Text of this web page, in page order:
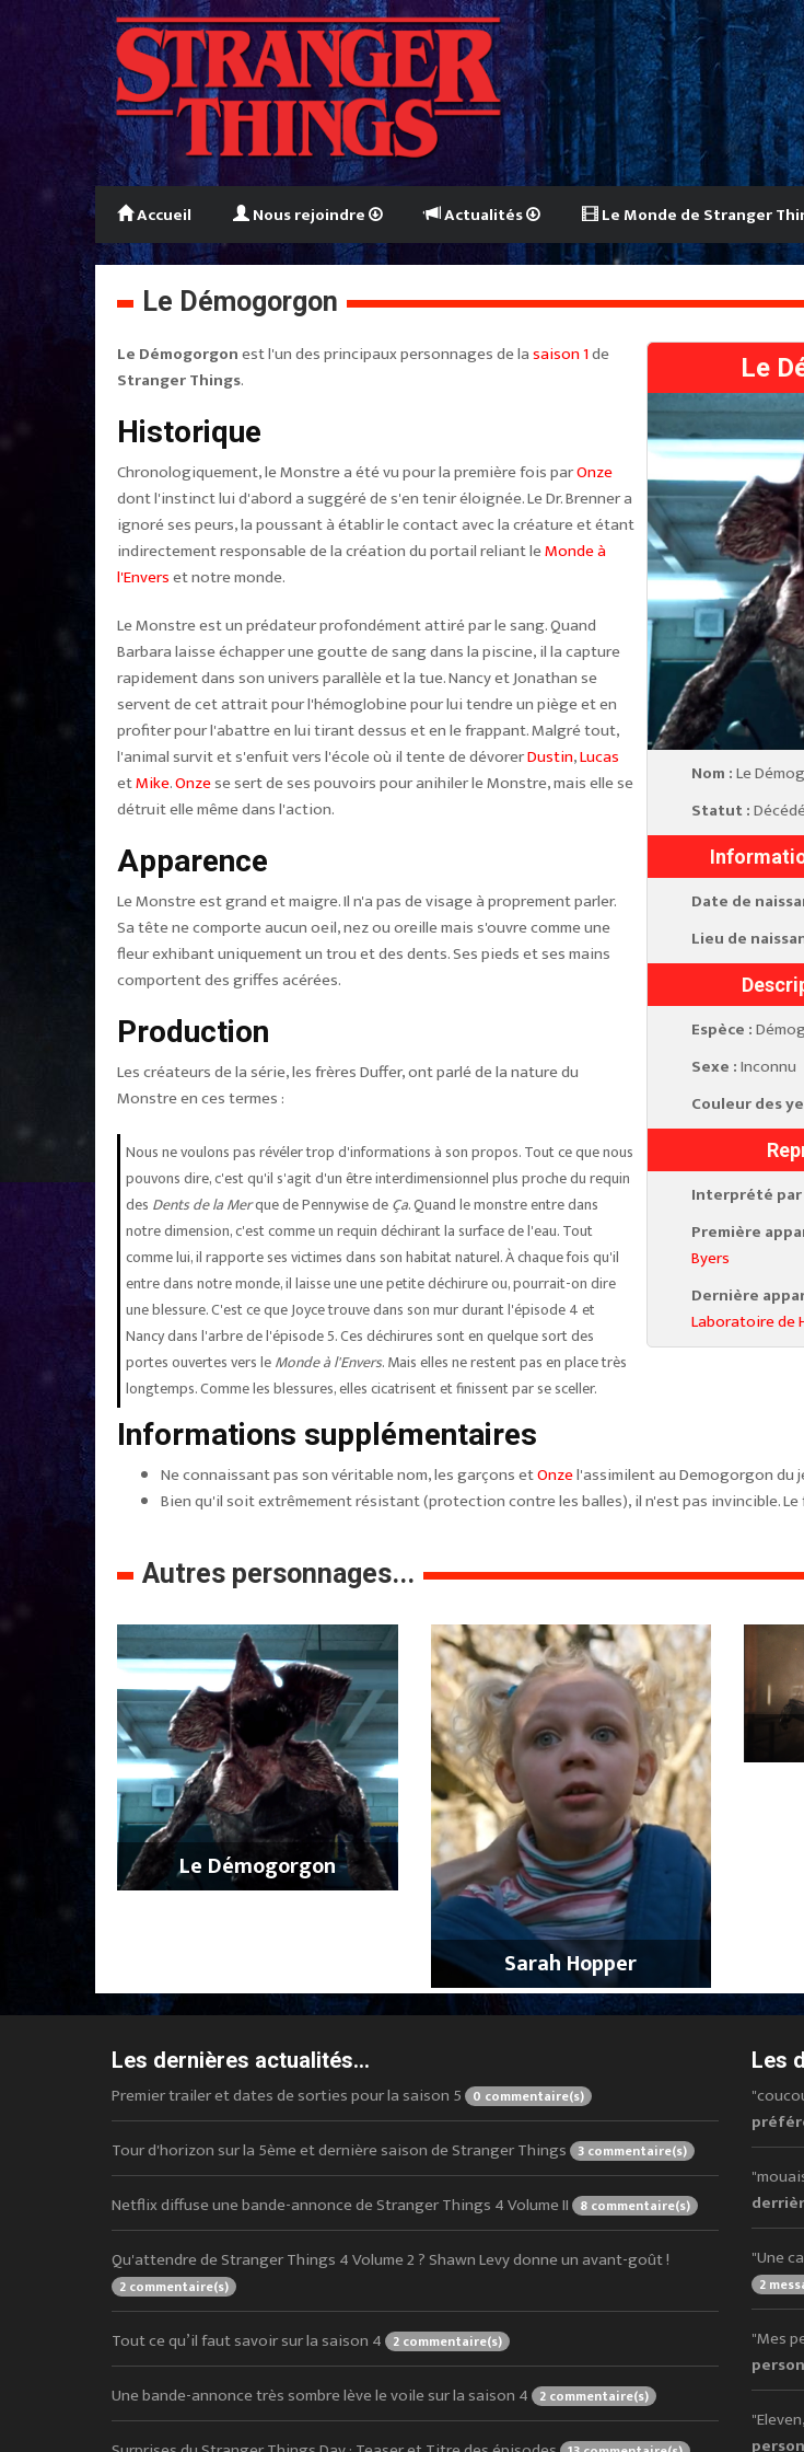
Accueil Nous rejoindre Actualités Le Monde de Stranger
Le Démogorgon
Le
Nom :Le
Statut :
Date de
Lieu de
Espèce :
Sexe :Inconnu
Couleur des
Interprété
Première
Byers
Dernière
Laboratoire de
Le Démogorgonest l'un des principaux personnages de lasaison 1de
Stranger Things.
Historique
Chronologiquement, le Monstre a été vu pour la première fois parOnze
dont l'instinct lui d'abord a suggéré de s'en tenir éloignée. Le Dr. Brenner a
ignoré ses peurs, la poussant à établir le contact avec la créature et étant
indirectement responsable de la création du portail reliant leMonde à
l'Enverset notre monde.
Le Monstre est un prédateur profondément attiré par le sang. Quand
Barbara laisse échapper une goutte de sang dans la piscine, il la capture
rapidement dans son univers parallèle et la tue. Nancy et Jonathan se
servent de cet attrait pour l'hémoglobine pour lui tendre un piège et en
profiter pour l'abattre en lui tirant dessus et en le frappant. Malgré tout,
l'animal survit et s'enfuit vers l'école où il tente de dévorerDustin,Lucas
etMike.Onzese sert de ses pouvoirs pour anihiler le Monstre, mais elle se
détruit elle même dans l'action.
Apparence
Le Monstre est grand et maigre. Il n'a pas de visage à proprement parler.
Sa tête ne comporte aucun oeil, nez ou oreille mais s'ouvre comme une
fleur exhibant uniquement un trou et des dents. Ses pieds et ses mains
comportent des griffes acérées.
Production
Les créateurs de la série, les frères Duffer, ont parlé de la nature du
Monstre en ces termes :
Nous ne voulons pas révéler trop d'informations à son propos. Tout ce que nous
pouvons dire, c'est qu'il s'agit d'un être interdimensionnel plus proche du requin
des Dents de la Merque de Pennywise deÇa. Quand le monstre entre dans
notre dimension, c'est comme un requin déchirant la surface de l'eau. Tout
comme lui, il rapporte ses victimes dans son habitat naturel. À chaque fois qu'il
entre dans notre monde, il laisse une une petite déchirure ou, pourrait-on dire
une blessure. C'est ce que Joyce trouve dans son mur durant l'épisode 4 et
Nancy dans l'arbre de l'épisode 5. Ces déchirures sont en quelque sort des
portes ouvertes vers leMonde à l'Envers. Mais elles ne restent pas en place très
longtemps. Comme les blessures, elles cicatrisent et finissent par se sceller.
Informations supplémentaires
Ne connaissant pas son véritable nom, les garçons etOnzel'assimilent au Demogorgon du
Bien qu'il soit extrêmement résistant (protection contre les balles), il n'est pas invincible.
Autres personnages...
Le Démogorgon
Sarah Hopper
Les dernières actualités...
Premier trailer et dates de sorties pour la saison 5 0 commentaire(s)
Tour d'horizon sur la 5ème et dernière saison de Stranger Things 3 commentaire(s)
Netflix diffuse une bande-annonce de Stranger Things 4 Volume II 8 commentaire(s)
Qu'attendre de Stranger Things 4 Volume 2 ? Shawn Levy donne un avant-goût !
2 commentaire(s)
Tout ce qu’il faut savoir sur la saison 4 2 commentaire(s)
Une bande-annonce très sombre lève le voile sur la saison 4 2 commentaire(s)
Les
"Une
2
"Mes